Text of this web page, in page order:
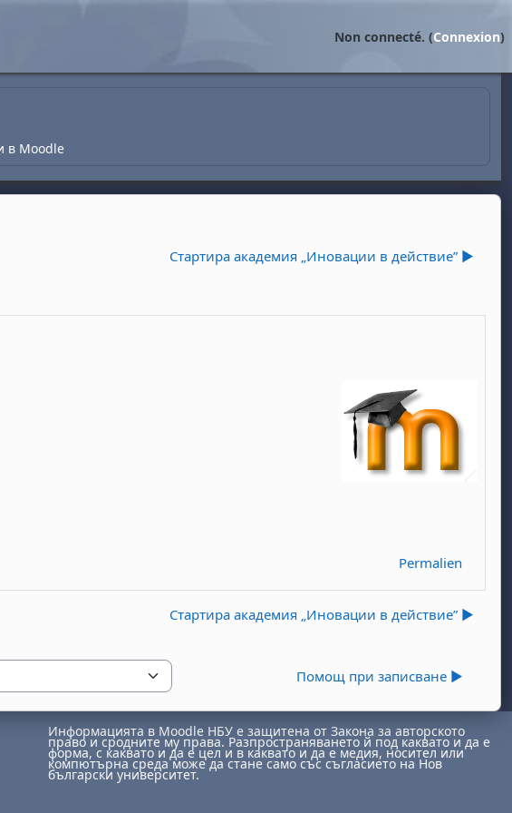
Non connecté. (Connexion)
в Moodle
Стартира академия „Иновации в действие” ▶︎
Permalien
Стартира академия „Иновации в действие” ▶︎
Помощ при записване ▶︎
Информацията в Moodle НБУ е защитена от Закона за авторското
право и сродните му права. Разпространяването й под каквато и да е
форма, с каквато и да е цел и в каквато и да е медия, носител или
компютърна среда може да стане само със съгласието на Нов
български университет.